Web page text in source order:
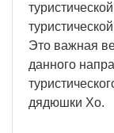
Это важная
данного
дядюшки Хо.